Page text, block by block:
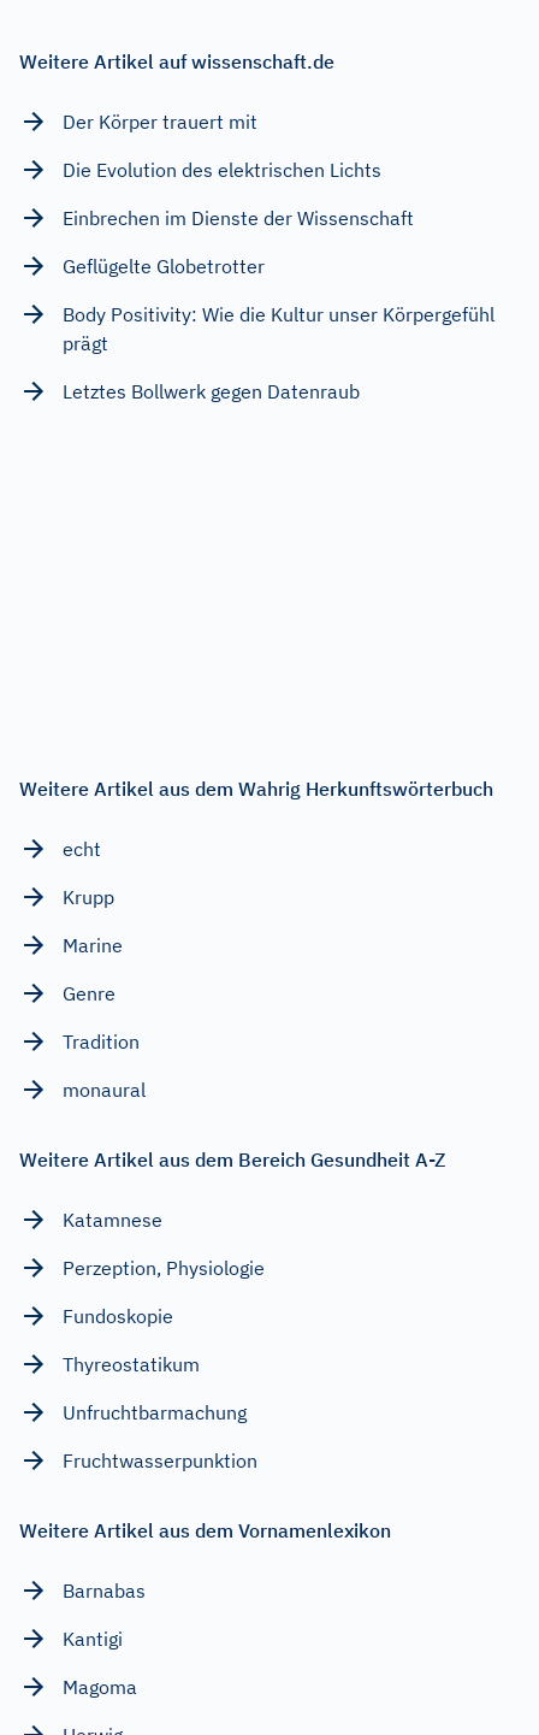
Weitere Artikel auf wissenschaft.de
Der Körper trauert mit
Die Evolution des elektrischen Lichts
Einbrechen im Dienste der Wissenschaft
Geflügelte Globetrotter
Body Positivity: Wie die Kultur unser Körpergefühl
prägt
Letztes Bollwerk gegen Datenraub
Weitere Artikel aus dem Wahrig Herkunftswörterbuch
echt
Krupp
Marine
Genre
Tradition
monaural
Weitere Artikel aus dem Bereich Gesundheit A-Z
Katamnese
Perzeption, Physiologie
Fundoskopie
Thyreostatikum
Unfruchtbarmachung
Fruchtwasserpunktion
Weitere Artikel aus dem Vornamenlexikon
Barnabas
Kantigi
Magoma